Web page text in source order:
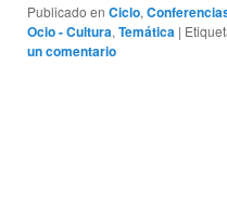
Publicado en Ciclo,
Ocio - Cultura, Temática |
un comentario